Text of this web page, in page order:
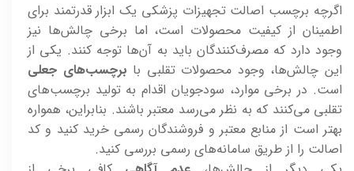
اگرچه برچسب اصالت تجهیزات پزشکی یک ابزار قدرتمند برای
اطمینان از کیفیت محصولات است، اما برخی چالش‌ها نیز
وجود دارد که مصرف‌کنندگان باید به آن‌ها توجه کنند. یکی از
این چالش‌ها، وجود محصولات تقلبی با برچسب‌های جعلی
است. در برخی موارد، سودجویان اقدام به تولید برچسب‌های
تقلبی می‌کنند که به نظر می‌رسد معتبر باشند. بنابراین، همواره
بهتر است از منابع معتبر و فروشندگان رسمی خرید کنید و کد
اصالت را از طریق سامانه‌های رسمی بررسی کنید.